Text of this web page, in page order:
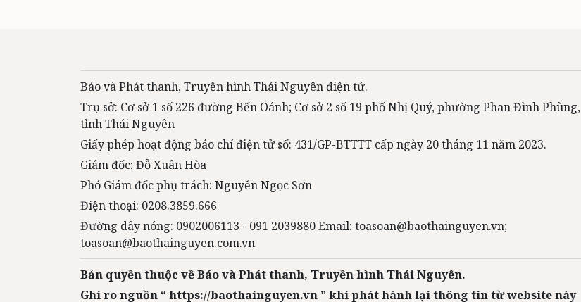
Báo và Phát thanh, Truyền hình Thái Nguyên điện tử.
Trụ sở: Cơ sở 1 số 226 đường Bến Oánh; Cơ sở 2 số 19 phố Nhị Quý, phường Phan Đình Phùng,
tỉnh Thái Nguyên
Giấy phép hoạt động báo chí điện tử số: 431/GP-BTTTT cấp ngày 20 tháng 11 năm 2023.
Giám đốc: Đỗ Xuân Hòa
Phó Giám đốc phụ trách: Nguyễn Ngọc Sơn
Điện thoại: 0208.3859.666
Đường dây nóng: 0902006113 - 091 2039880 Email: toasoan@baothainguyen.vn;
toasoan@baothainguyen.com.vn
Bản quyền thuộc về Báo và Phát thanh, Truyền hình Thái Nguyên.
Ghi rõ nguồn “ https://baothainguyen.vn ” khi phát hành lại thông tin từ website này